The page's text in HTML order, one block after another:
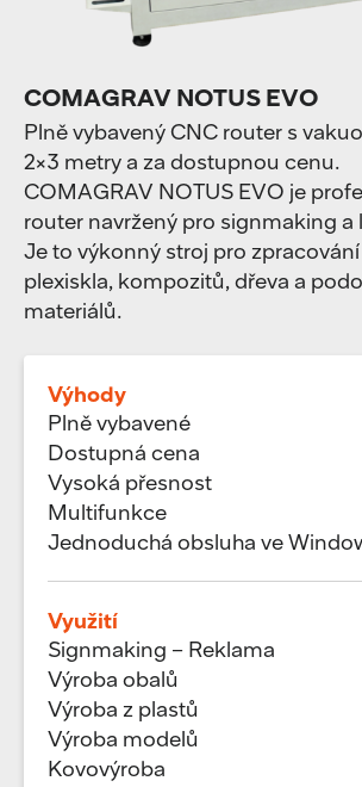
COMAGRAV NOTUS EVO
Plně vybavený CNC router s
2×3 metry a za dostupnou cenu.
COMAGRAV NOTUS EVO je
router navržený pro signmaking a
Je to výkonný stroj pro
plexiskla, kompozitů, dřeva a
materiálů.
Výhody
Plně vybavené
Dostupná cena
Vysoká přesnost
Multifunkce
Jednoduchá obsluha ve
Využití
Signmaking – Reklama
Výroba obalů
Výroba z plastů
Výroba modelů
Kovovýroba